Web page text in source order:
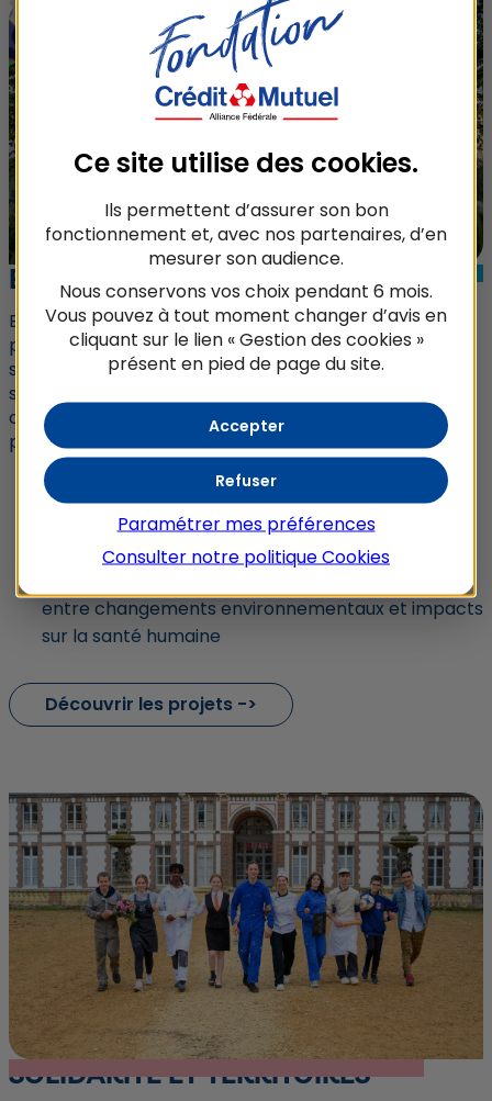
ENVIRONNEMENT
En lien avec les engagements environnementaux pris
par Crédit Mutuel Alliance Fédérale dans le cadre de
son plan stratégique et renforcée par le dividende
sociétal, la Fondation Crédit Mutuel Alliance Fédérale
œuvre pour un monde plus durable en soutenant des
projets qui contribuent :
À la protection de la biodiversité
À l’accompagnement de la transition du monde
agricole et rural
entre changements environnementaux et impacts
sur la santé humaine
Découvrir les projets
SOLIDARITÉ ET TERRITOIRES
Ce site utilise des cookies.
Ils permettent d’assurer son bon
fonctionnement et, avec nos partenaires, d’en
mesurer son audience.
Nous conservons vos choix pendant 6 mois.
Vous pouvez à tout moment changer d’avis en
cliquant sur le lien « Gestion des cookies »
présent en pied de page du site.
Accepter
Refuser
Paramétrer mes préférences
Consulter notre politiqueCookies